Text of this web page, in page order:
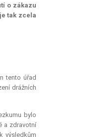
o zákazu
tak zcela
tento úřad
drážních
bylo
a zdravotní
výsledkům